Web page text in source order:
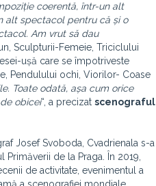
coerentă, într-un alt
alt spectacol pentru că și o
Am vrut să dau
Sculpturii-Femeie, Triciclului
ușă care se împotriveste
Pendulului ochi, Viorilor- Coase
Toate odată, așa cum orice
obicei“, a precizat scenograful
Josef Svoboda, Cvadrienala s-a
de la Praga. În 2019,
de activitate, evenimentul a